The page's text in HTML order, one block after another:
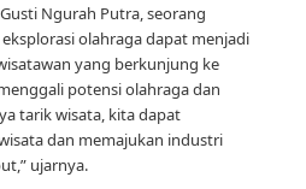
Ngurah Putra, seorang
olahraga dapat menjadi
yang berkunjung ke
potensi olahraga dan
tarik wisata, kita dapat
dan memajukan industri
ujarnya.